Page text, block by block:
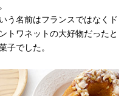
う名前はフランスではなくド
トワネットの大好物だったと
子でした。